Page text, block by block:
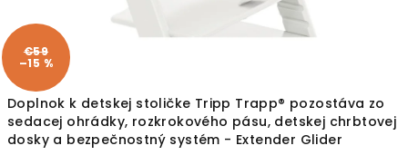
Doplnok k detskej stoličke Tripp Trapp® pozostáva zo
sedacej ohrádky, rozkrokového pásu, detskej chrbtovej
dosky a bezpečnostný systém - Extender Glider
€59
–15 %